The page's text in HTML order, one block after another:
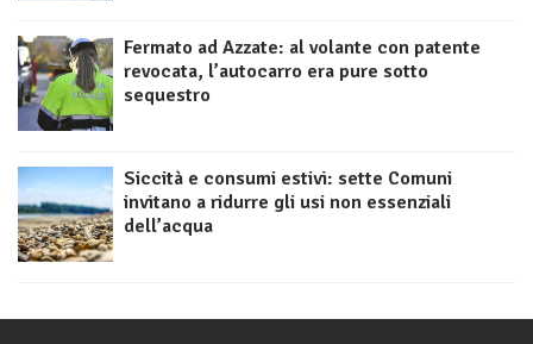
Fermato ad Azzate: al volante con patente
revocata, l’autocarro era pure sotto
sequestro
Siccità e consumi estivi: sette Comuni
invitano a ridurre gli usi non essenziali
dell’acqua